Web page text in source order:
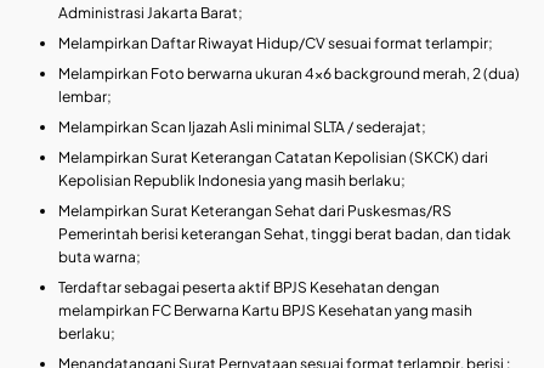
Administrasi Jakarta Barat;
Melampirkan Daftar Riwayat Hidup/CV sesuai format terlampir;
Melampirkan Foto berwarna ukuran 4×6 background merah, 2 (dua)
lembar;
Melampirkan Scan Ijazah Asli minimal SLTA / sederajat;
Melampirkan Surat Keterangan Catatan Kepolisian (SKCK) dari
Kepolisian Republik Indonesia yang masih berlaku;
Melampirkan Surat Keterangan Sehat dari Puskesmas/RS
Pemerintah berisi keterangan Sehat, tinggi berat badan, dan tidak
buta warna;
Terdaftar sebagai peserta aktif BPJS Kesehatan dengan
melampirkan FC Berwarna Kartu BPJS Kesehatan yang masih
berlaku;
Menandatangani Surat Pernyataan sesuai format terlampir, berisi :